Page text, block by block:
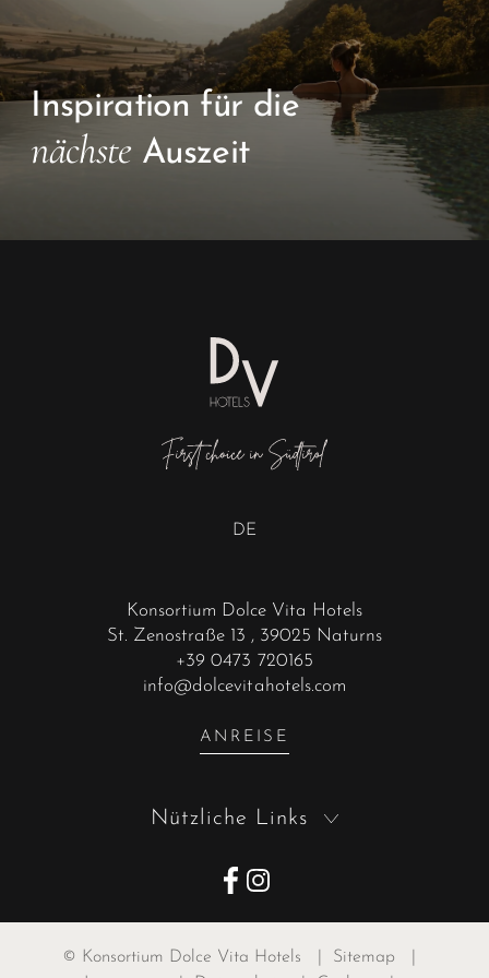
Inspiration für die
nächste Auszeit
Konsortium Dolce Vita Hotels
St. Zenostraße 13 , 39025 Naturns
+39 0473 720165
info@dolcevitahotels.com
ANREISE
DE
Nützliche Links
© Konsortium Dolce Vita Hotels Sitemap